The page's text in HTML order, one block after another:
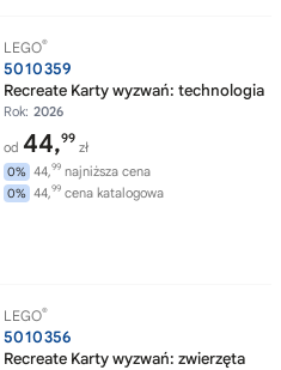
LEGO®
5010359
Recreate Karty wyzwań: technologia
Rok: 2026
od 44,99
zł
0% 44,99 najniższa cena
0% 44,99 cena katalogowa
LEGO®
5010356
Recreate Karty wyzwań: zwierzęta